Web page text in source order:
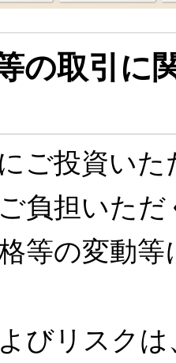
の取引に
ご投資い
負担いた
等の変動
びリスク